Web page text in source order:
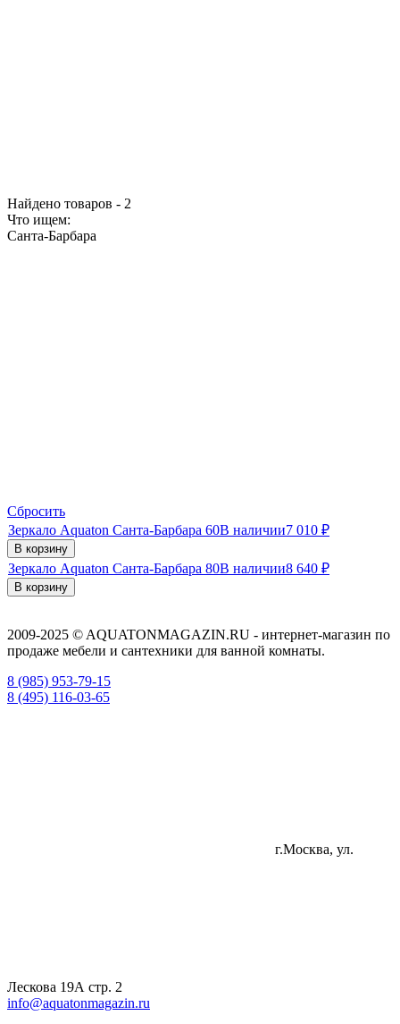
Найдено товаров - 2
Что ищем:
Санта-Барбара
Сбросить
Зеркало Aquaton Санта-Барбара 60В наличии7 010 ₽
В корзину
Зеркало Aquaton Санта-Барбара 80В наличии8 640 ₽
В корзину
2009-2025 © AQUATONMAGAZIN.RU - интернет-магазин по
продаже мебели и сантехники для ванной комнаты.
8 (985) 953-79-15
8 (495) 116-03-65
г.Москва, ул.
Лескова 19А стр. 2
info@aquatonmagazin.ru